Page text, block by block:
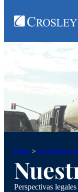
Blog >Accidentes
Perspectivas